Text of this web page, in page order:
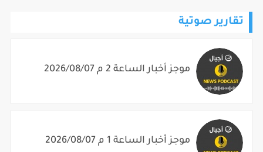
تقارير صوتية
موجز أخبار الساعة 2 م 2026/08/07
موجز أخبار الساعة 1 م 2026/08/07